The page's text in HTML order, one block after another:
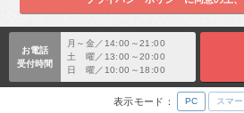
お電話
受付時間
月～金／14:00～21:00
土 曜／13:00～20:00
日 曜／10:00～18:00
表示モード： PC スマ